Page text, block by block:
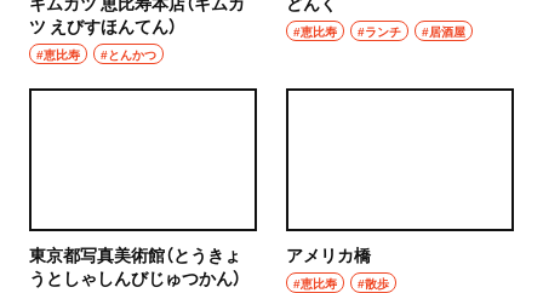
ツ えびすほんてん）
#恵比寿 #とんかつ
#恵比寿 #ランチ #居酒屋
東京都写真美術館（とうきょ
うとしゃしんびじゅつかん）
アメリカ橋
#恵比寿 #散歩